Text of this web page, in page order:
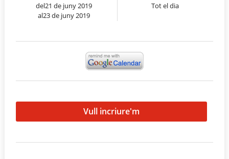
del21 de juny 2019
al23 de juny 2019
Tot el dia
Vull incriure'm